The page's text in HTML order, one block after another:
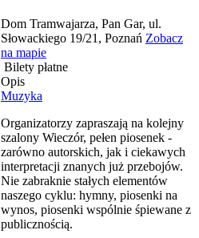
Dom Tramwajarza, Pan Gar, ul.
Słowackiego 19/21, Poznań Zobacz
na mapie
Bilety płatne
Opis
Muzyka
Organizatorzy zapraszają na kolejny
szalony Wieczór, pełen piosenek -
zarówno autorskich, jak i ciekawych
interpretacji znanych już przebojów.
Nie zabraknie stałych elementów
naszego cyklu: hymny, piosenki na
wynos, piosenki wspólnie śpiewane z
publicznością.